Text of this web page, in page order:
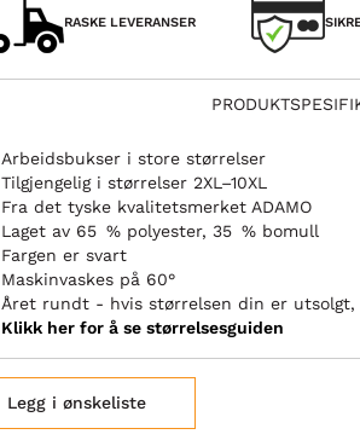
RASKE LEVERANSER
Arbeidsbukser i store størrelser
Tilgjengelig i størrelser 2XL–10XL
Fra det tyske kvalitetsmerket ADAMO
Laget av 65 % polyester, 35 % bomull
Fargen er svart
Maskinvaskes på 60°
Året rundt - hvis størrelsen din er
Klikk her for å se størrelsesguiden
Legg i ønskeliste